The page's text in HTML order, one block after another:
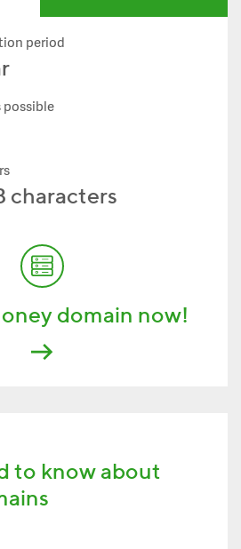
period
possible
characters
domain now!
to know about